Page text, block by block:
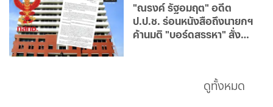
"ณรงค์ รัฐอมฤต" อดีต
ป.ป.ช. ร่อนหนังสือถึงนายกฯ
ค้านมติ "บอร์ดสรรหา" สั่ง
ดูทั้งหมด